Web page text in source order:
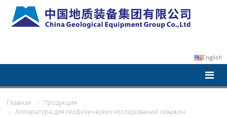
English
Главная
Продукция
Аппаратура для геофизических исследований скважин